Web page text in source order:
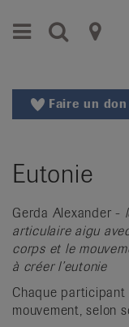
vers
au
Aller
Changer
région
Changer
de
langue:
de
Faire un don
Eutonie
Gerda Alexander -
articulaire aigu
corps et le
à créer l’eutonie
Chaque
mouvement, selon
Menu
le
de